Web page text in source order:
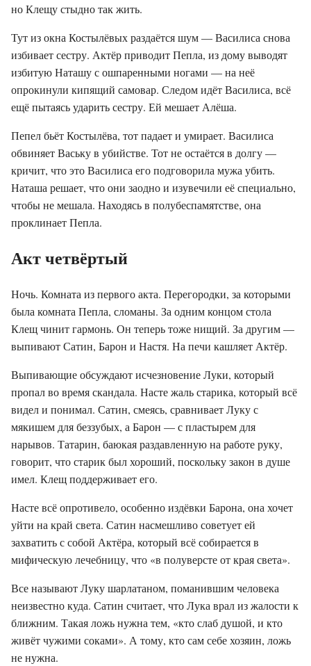
но Клещу стыдно так жить.
Тут из окна Костылёвых раздаётся шум — Василиса снова
избивает сестру. Актёр приводит Пепла, из дому выводят
избитую Наташу с ошпаренными ногами — на неё
опрокинули кипящий самовар. Следом идёт Василиса, всё
ещё пытаясь ударить сестру. Ей мешает Алёша.
Пепел бьёт Костылёва, тот падает и умирает. Василиса
обвиняет Ваську в убийстве. Тот не остаётся в долгу —
кричит, что это Василиса его подговорила мужа убить.
Наташа решает, что они заодно и изувечили её специально,
чтобы не мешала. Находясь в полубес­па­мятстве, она
проклинает Пепла.
Акт четвёртый
Ночь. Комната из первого акта. Перегородки, за которыми
была комната Пепла, сломаны. За одним концом стола
Клещ чинит гармонь. Он теперь тоже нищий. За другим —
выпивают Сатин, Барон и Настя. На печи кашляет Актёр.
Выпивающие обсуждают исчезновение Луки, который
пропал во время скандала. Насте жаль старика, который всё
видел и понимал. Сатин, смеясь, сравнивает Луку с
мякишем для беззубых, а Барон — с пластырем для
нарывов. Татарин, баюкая раздавленную на работе руку,
говорит, что старик был хороший, поскольку закон в душе
имел. Клещ поддерживает его.
Насте всё опротивело, особенно издёвки Барона, она хочет
уйти на край света. Сатин насмешливо советует ей
захватить с собой Актёра, который всё собирается в
мифическую лечебницу, что «в полуверсте от края света».
Все называют Луку шарлатаном, поманившим человека
неизвестно куда. Сатин считает, что Лука врал из жалости к
ближним. Такая ложь нужна тем, «кто слаб душой, и кто
живёт чужими соками». А тому, кто сам себе хозяин, ложь
не нужна.